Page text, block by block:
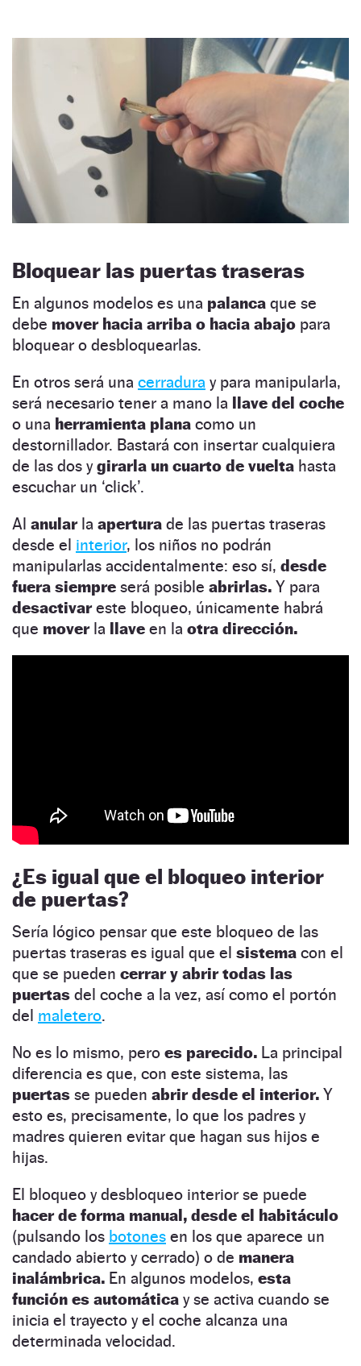
Bloquear las puertas traseras
En algunos modelos es una palanca que se
debe mover hacia arriba o hacia abajo para
bloquear o desbloquearlas.
En otros será una cerradura y para manipularla,
será necesario tener a mano la llave del coche
o una herramienta plana como un
destornillador. Bastará con insertar cualquiera
de las dos ygirarla un cuarto de vuelta hasta
escuchar un ‘click’.
Al anular la apertura de las puertas traseras
desde el interior, los niños no podrán
manipularlas accidentalmente: eso sí, desde
fuera siempre será posible abrirlas. Y para
desactivareste bloqueo, únicamente habrá
que mover la llave en la otra dirección.
¿Es igual que el bloqueo interior
de puertas?
Sería lógico pensar que este bloqueo de las
puertas traseras es igual que el sistema con el
que se pueden cerrar y abrir todas las
puertas del coche a la vez, así como el portón
del maletero.
No es lo mismo, pero es parecido. La principal
diferencia es que, con este sistema, las
puertas se pueden abrir desde el interior. Y
esto es, precisamente, lo que los padres y
madres quieren evitar que hagan sus hijos e
hijas.
El bloqueo y desbloqueo interior se puede
hacer de forma manual, desde el habitáculo
(pulsando los botones en los que aparece un
candado abierto y cerrado) o de manera
inalámbrica. En algunos modelos, esta
función es automática y se activa cuando se
inicia el trayecto y el coche alcanza una
determinada velocidad.